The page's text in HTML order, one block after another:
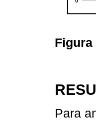
Figura
Para